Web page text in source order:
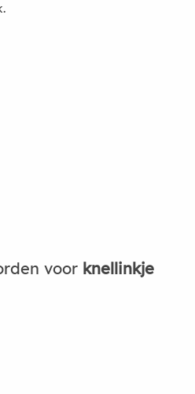
voor knellinkje